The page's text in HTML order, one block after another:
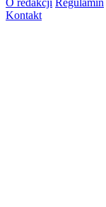
O redakcji Regulamin
Kontakt